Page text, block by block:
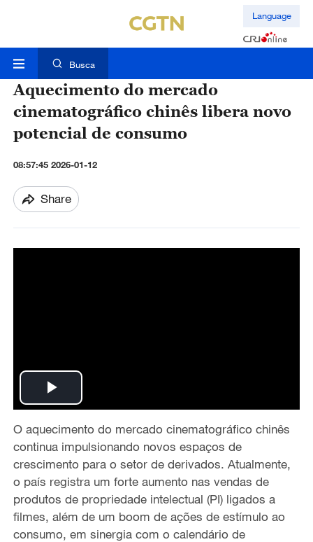
Language
Busca
Aquecimento do mercado
cinematográfico chinês libera novo
potencial de consumo
08:57:45 2026-01-12
Share
P
l
a
y
V
O aquecimento do mercado cinematográfico chinês
continua impulsionando novos espaços de
crescimento para o setor de derivados. Atualmente,
o país registra um forte aumento nas vendas de
produtos de propriedade intelectual (PI) ligados a
filmes, além de um boom de ações de estímulo ao
consumo, em sinergia com o calendário de